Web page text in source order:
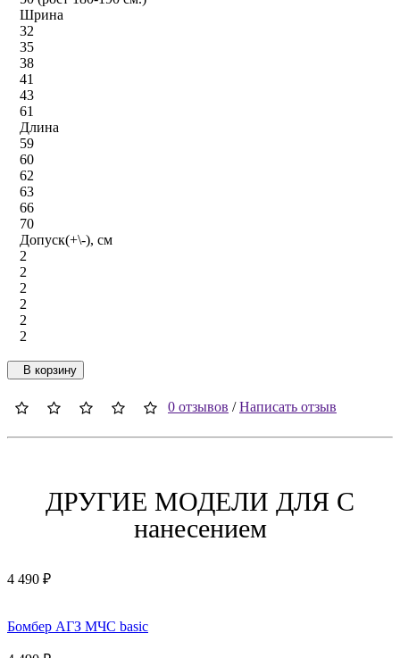
Шрина
32
35
38
41
43
61
Длина
59
60
62
63
66
70
Допуск(+\-), см
2
2
2
2
2
2
В корзину
0 отзывов /Написать отзыв
ДРУГИЕ МОДЕЛИ ДЛЯ C
нанесением
4 490 ₽
Бомбер АГЗ МЧС basic